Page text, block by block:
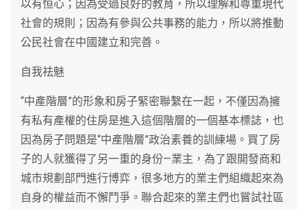
以有恒心；因為受過良好的教育，所以理解和尊重現代
社會的規則；因為有參與公共事務的能力，所以將推動
公民社會在中國建立和完善。
自我祛魅
“中產階層”的形象和房子緊密聯繫在一起，不僅因為擁
有私有產權的住房是進入這個階層的一個基本標誌，也
因為房子問題是“中產階層”政治素養的訓練場。買了房
子的人就獲得了另一重的身份—業主，為了跟開發商和
城市規劃部門進行博弈，很多地方的業主們組織起來為
自身的權益而不懈鬥爭。聯合起來的業主們也嘗試社區